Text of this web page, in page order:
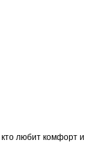
любит комфорт и